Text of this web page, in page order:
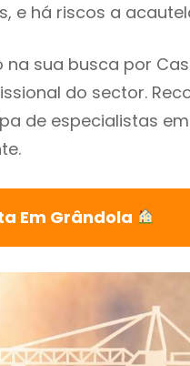
e há riscos a
sua busca por
do sector.
de especialistas
Em Grândola